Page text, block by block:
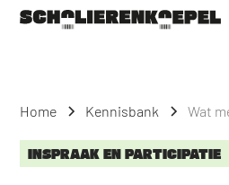
Home Kennisbank Wat
INSPRAAK EN PARTICIPATIE